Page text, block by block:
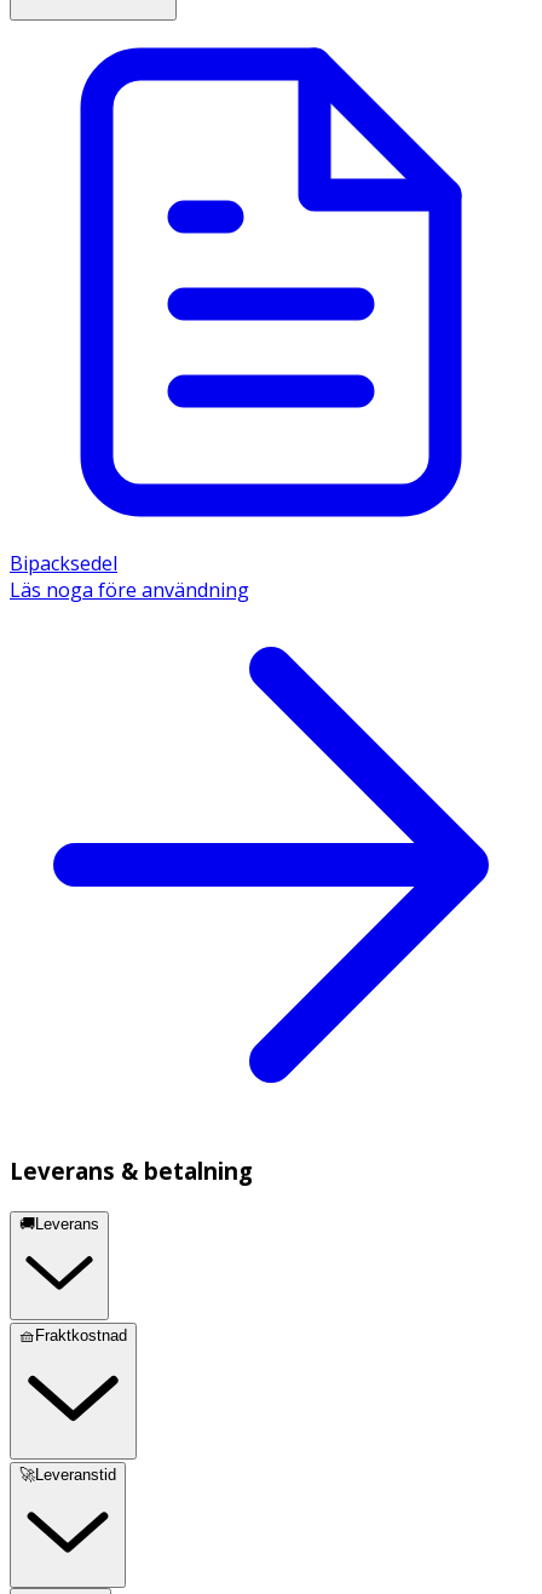
Bipacksedel
Läs noga före användning
Leverans & betalning
🚚Leverans
🧺Fraktkostnad
🚀Leveranstid